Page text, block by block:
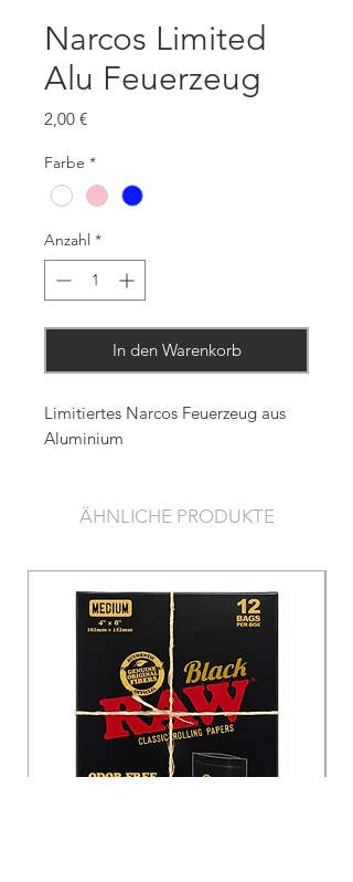
Narcos Limited
Alu Feuerzeug
2,00 €Preis
Farbe *
Anzahl *
In den Warenkorb
Limitiertes Narcos Feuerzeug aus
Aluminium
ÄHNLICHE PRODUKTE